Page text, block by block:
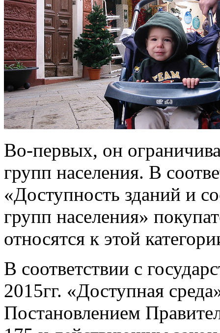
Во-первых, он
групп населения. В
«Доступность зданий и
групп населения»
относятся к этой
В соответствии с
2015гг. «Доступная
Постановлением